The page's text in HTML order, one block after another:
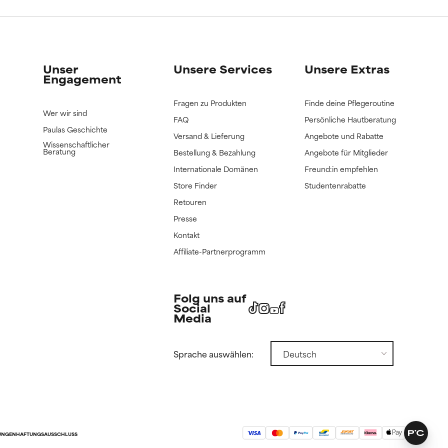
Inhaltsstoff noch nicht eingestuft, da wir noch keine Gelegenheit hatten, die
Inhaltsstoff noch nicht eingestuft, da wir noch keine Gelegenheit hatten, die
Unser
Engagement
Wer wir sind
Paulas Geschichte
Wissenschaftlicher
Beratung
Unsere Services
Fragen zu Produkten
FAQ
Versand & Lieferung
Bestellung & Bezahlung
Internationale Domänen
Store Finder
Retouren
Presse
Kontakt
Affiliate-Partnerprogramm
Unsere Extras
Finde deine Pflegeroutine
Persönliche Hautberatung
Angebote und Rabatte
Angebote für Mitglieder
Freund:in empfehlen
Studentenrabatte
Folg uns auf
Social
Media
Sprache auswählen:
HAFTUNGSAUSSCHLUSS